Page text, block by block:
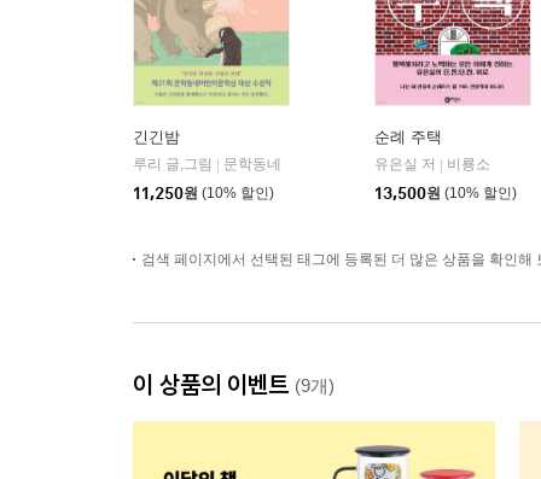
긴긴밤
루리 글,그림
문학동네
11,250원 (10% 할인)
순례 주택
유은실 저
비룡소
13,500원 (10% 할인)
검색 페이지에서 선택된 태그에 등록된 더 많은 상품을 확인해
이 상품의 이벤트 (9개)